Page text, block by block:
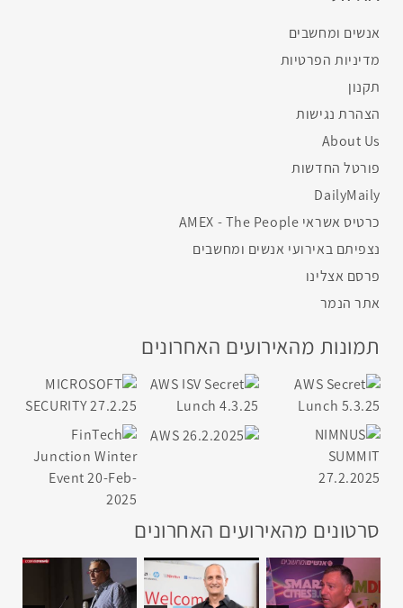
אנשים ומחשבים
מדיניות הפרטיות
תקנון
הצהרת נגישות
About Us
פורטל החדשות
DailyMaily
כרטיס אשראי AMEX - The People
נצפיתם באירועי אנשים ומחשבים
פרסם אצלינו
אתר הנמר
תמונות מהאירועים האחרונים
סרטונים מהאירועים האחרונים